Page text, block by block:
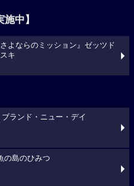
中】
よならのミッション』ゼッツド
キ
ランド・ニュー・デイ
の島のひみつ